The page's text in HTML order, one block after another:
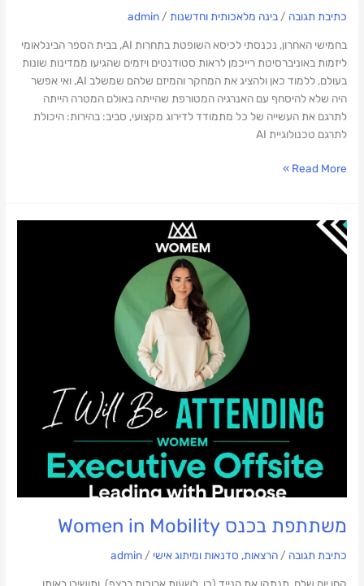
כתיבת תגובה /בינה מלאכותית וחדשנות /
admin
בחמישי האחרון, נכנסתי לכיסא השופטת בתחרות AI, בבית הספר הבינלאומי
ליזמות באוניברסיטת רייכמן לראות סטודנטים ויזמים שהגיעו ממדינות שונות
בעולם, ללמוד כאן ולהציג את המחקר והמיזם שלהם שמשלב AI, ואי אפשר
היה שלא להיסחף עם האנרגיה המטורפת שהייתה באולם המטרה הייתה
לתרגם את העשייה של כל מתמודד לדירוג מקצועי, סביב: בהירות: היכולת
לתרגם טכנולוגיית AI
Read More »
משתתפת בכנס Women in Mobility
כתיבת תגובה /הרצאות, סדנאות ומיתוג אישי /
admin
משתתפת
בכנס